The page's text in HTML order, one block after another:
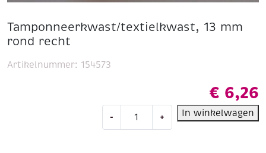
Tamponneerkwast/textielkwast, 13 mm
rond recht
€ 6,26
-
Tamponneerkwast/textielkwast,
+ In winkelwagen
Artikelnummer: 154573